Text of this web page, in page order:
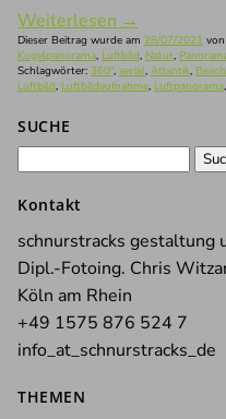
Weiterlesen →
Dieser Beitrag wurde am 28/07/2021 von
Kugelpanorama, Luftbild, Natur,
Schlagwörter: 360°, aerial, Atlantik, Beach
Luftbild, Luftbildaufnahme, Luftpanorama,
SUCHE
Kontakt
schnurstracks gestaltung
Dipl.-Fotoing. Chris
Köln am Rhein
+49 1575 876 524 7
info_at_schnurstracks_de
THEMEN